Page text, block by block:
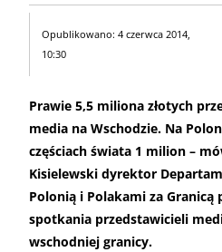
Opublikowano: 4 czerwca 2014,
10:30
Prawie 5,5 miliona złotych
media na Wschodzie. Na
częściach świata 1 milion –
Kisielewski dyrektor
Polonią i Polakami za Granicą
spotkania przedstawicieli
wschodniej granicy.